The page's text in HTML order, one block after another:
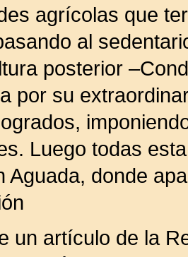
agrícolas que
al
posterior
por su
Luego todas
Aguada, donde
un artículo de la